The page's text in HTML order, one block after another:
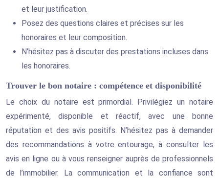
et leur justification.
Posez des questions claires et précises sur les
honoraires et leur composition.
N’hésitez pas à discuter des prestations incluses dans
les honoraires.
Trouver le bon notaire : compétence et disponibilité
Le choix du notaire est primordial. Privilégiez un notaire
expérimenté, disponible et réactif, avec une bonne
réputation et des avis positifs. N’hésitez pas à demander
des recommandations à votre entourage, à consulter les
avis en ligne ou à vous renseigner auprès de professionnels
de l’immobilier. La communication et la confiance sont